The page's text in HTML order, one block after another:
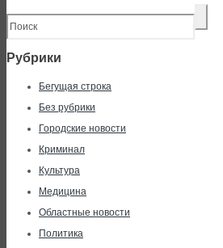
Рубрики
Бегущая строка
Без рубрики
Городские новости
Криминал
Культура
Медицина
Областные новости
Политика